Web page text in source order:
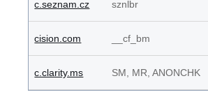
c.seznam.cz sznlbr
cision.com __cf_bm
c.clarity.ms SM, MR, ANONCHK